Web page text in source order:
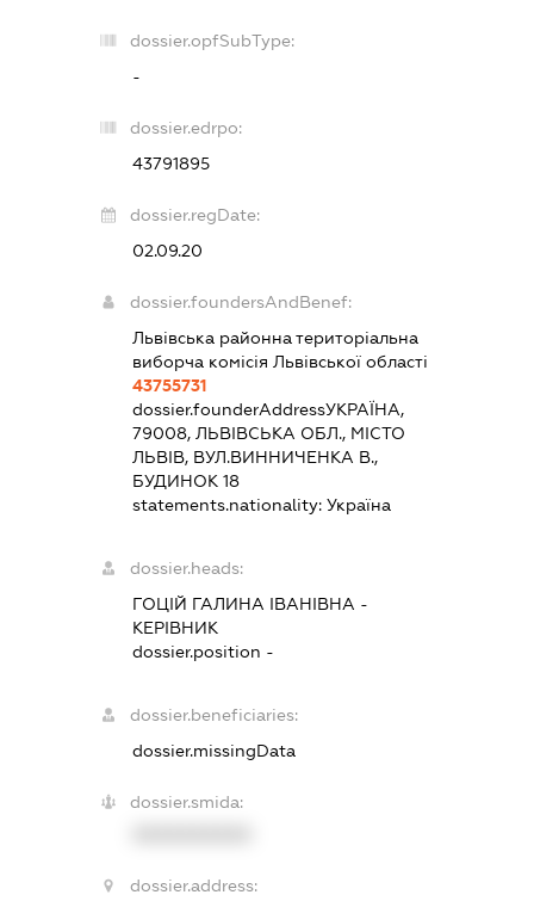
dossier.opfSubType:
-
dossier.edrpo:
43791895
dossier.regDate:
02.09.20
dossier.foundersAndBenef:
Львівська районна територіальна
виборча комісія Львівської області
43755731
dossier.founderAddressУКРАЇНА,
79008, ЛЬВІВСЬКА ОБЛ., МІСТО
ЛЬВІВ, ВУЛ.ВИННИЧЕНКА В.,
БУДИНОК 18
statements.nationality: Україна
dossier.heads:
ГОЦІЙ ГАЛИНА ІВАНІВНА -
КЕРІВНИК
dossier.position -
dossier.beneficiaries:
dossier.missingData
dossier.smida:
dossier.address: